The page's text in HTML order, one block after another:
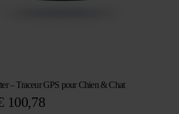
– Traceur GPS pour Chien & Chat
100,78Le